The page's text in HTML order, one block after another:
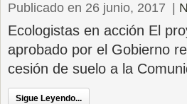
Publicado en 26 junio, 2017
Ecologistas en acción El
aprobado por el Gobierno
cesión de suelo a la
Sigue Leyendo...